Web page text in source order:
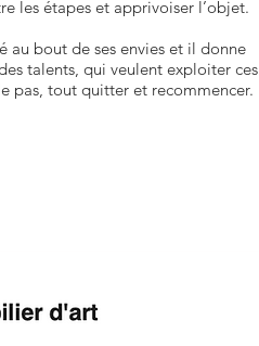
les étapes et apprivoiser l’objet.
au bout de ses envies et il donne
talents, qui veulent exploiter ces
pas, tout quitter et recommencer.